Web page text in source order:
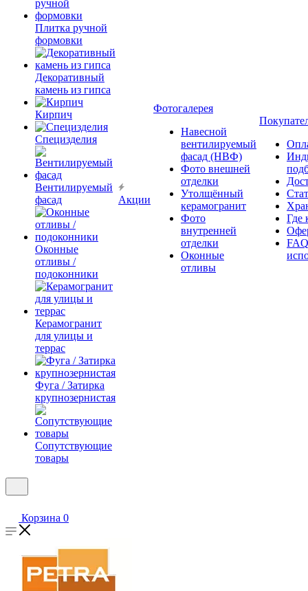
Плитка ручной
формовки
Декоративный
камень из гипса
Кирпич
Специзделия
Вентилируемый
фасад
Оконные
отливы /
подоконники
Керамогранит
для улицы и
террас
Фуга / Затирка
крупнозернистая
Сопутствующие
товары
Акции
Фотогалерея
Навесной
вентилируемый
фасад (НВФ)
Фото внешней
отделки
Утолщённый
керамогранит
Фото
внутренней
отделки
Оконные
отливы
Где
Корзина 0